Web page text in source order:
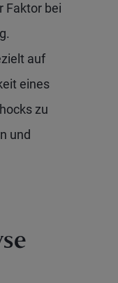
Faktor bei
auf
eines
zu
und